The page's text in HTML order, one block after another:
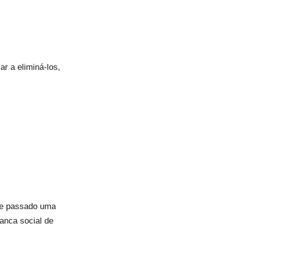
a eliminá-los,
passado uma
social de